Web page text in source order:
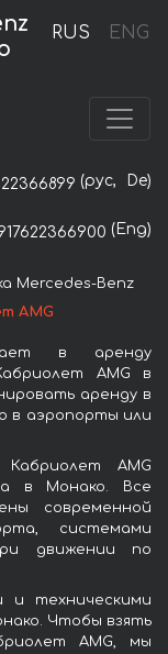
RUS ENG
(рус, De)
(Eng)
Mercedes-Benz
AMG
в аренду
AMG в
аренду в
в аэропорты или
AMG
в Монако. Все
современной
системами
движении по
и техническими
Чтобы взять
AMG, мы